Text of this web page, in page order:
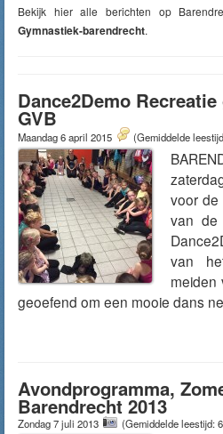
Bekijk hier alle berichten op
Gymnastiek-barendrecht.
Dance2Demo
GVB
Maandag 6 april 2015 (Gemiddelde
voor de
van de
van
meiden
geoefend om een mooie dans
Avondprogramma,
Barendrecht 2013
Zondag 7 juli 2013 (Gemiddelde leestijd: